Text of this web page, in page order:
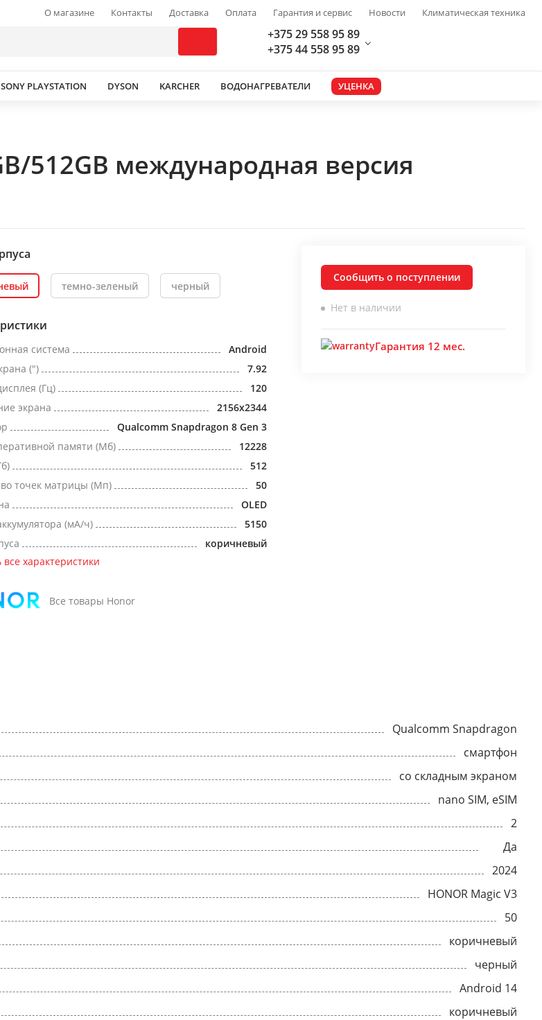
О магазине Контакты Доставка Оплата Гарантия и сервис Новости Климатическая техника
+375 29 558 95 89
+375 44 558 95 89
SONY PLAYSTATION DYSON KARCHER ВОДОНАГРЕВАТЕЛИ УЦЕНКА
512GB международная версия
темно-зеленый черный
система
Android
(")
7.92
(Гц)
120
экрана
2156x2344
Qualcomm Snapdragon 8 Gen 3
памяти (Мб)
12228
512
точек матрицы (Мп)
50
OLED
(мА/ч)
5150
коричневый
характеристики
Все товары Honor
Сообщить о поступлении
Нет в наличии
Гарантия 12 мес.
Qualcomm Snapdragon
смартфон
со складным экраном
nano SIM, eSIM
2
Да
2024
HONOR Magic V3
50
коричневый
черный
Android 14
коричневый